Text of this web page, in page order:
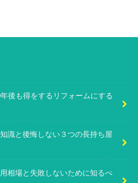
後も得をするリフォームにする
識と後悔しない３つの長持ち屋
相場と失敗しないために知るべ